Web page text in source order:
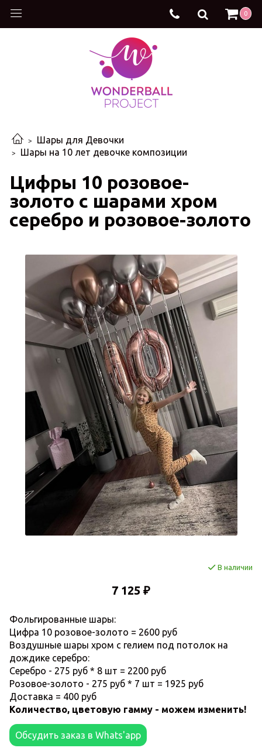
0
Шары для Девочки
Шары на 10 лет девочке композиции
Цифры 10 розовое-
золото с шарами хром
серебро и розовое-золото
В наличии
7 125 ₽
Фольгированные шары:
Цифра 10 розовое-золото = 2600 руб
Воздушные шары хром с гелием под потолок на
дождике серебро:
Серебро - 275 руб * 8 шт = 2200 руб
Розовое-золото - 275 руб * 7 шт = 1925 руб
Доставка = 400 руб
Количество, цветовую гамму - можем изменить!
Обсудить заказ в Whats'app